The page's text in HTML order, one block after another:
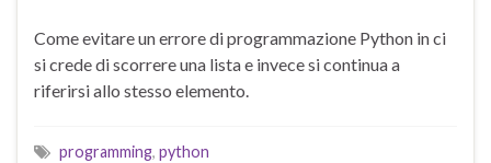
Come evitare un errore di programmazione Python in ci
si crede di scorrere una lista e invece si continua a
riferirsi allo stesso elemento.
programming, python